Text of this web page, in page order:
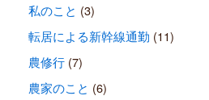
私のこと (3)
転居による新幹線通勤 (11)
農修行(7)
農家のこと (6)